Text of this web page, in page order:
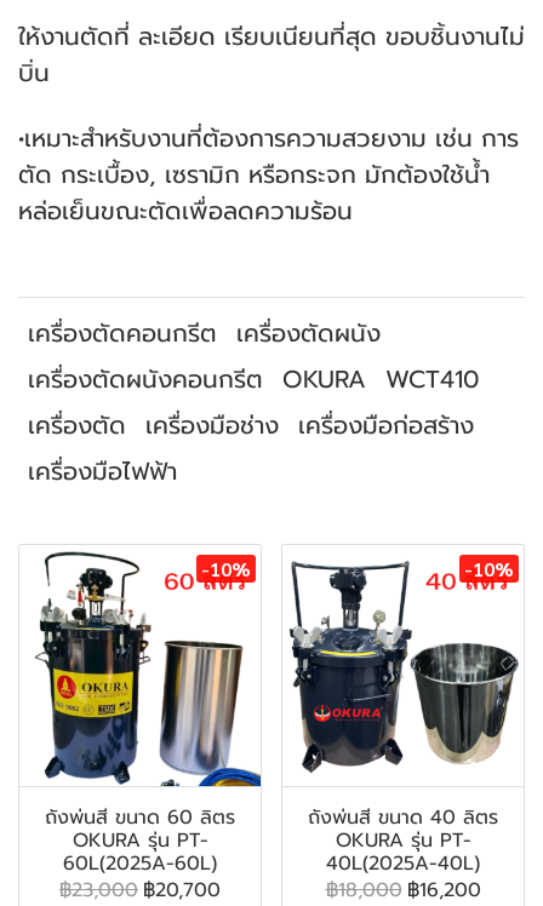
ให้งานตัดที่ ละเอียด เรียบเนียนที่สุด ขอบชิ้นงานไม่
บิ่น
•เหมาะสำหรับงานที่ต้องการความสวยงาม เช่น การ
ตัด กระเบื้อง, เซรามิก หรือกระจก มักต้องใช้น้ำ
หล่อเย็นขณะตัดเพื่อลดความร้อน
เครื่องตัดคอนกรีต เครื่องตัดผนัง
เครื่องตัดผนังคอนกรีต OKURA WCT410
เครื่องตัด เครื่องมือช่าง เครื่องมือก่อสร้าง
เครื่องมือไฟฟ้า
-10%
ถังพ่นสี ขนาด 60 ลิตร
OKURA รุ่น PT-
60L(2025A-60L)
฿23,000 ฿20,700
-10%
ถังพ่นสี ขนาด 40 ลิตร
OKURA รุ่น PT-
40L(2025A-40L)
฿18,000 ฿16,200